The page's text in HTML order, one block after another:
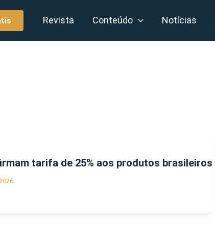
Revista Conteúdo Notícias
tarifa de 25% aos produtos brasileiros